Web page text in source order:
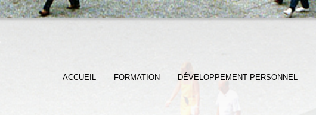
ACCUEIL FORMATION DÉVELOPPEMENT PERSONNEL